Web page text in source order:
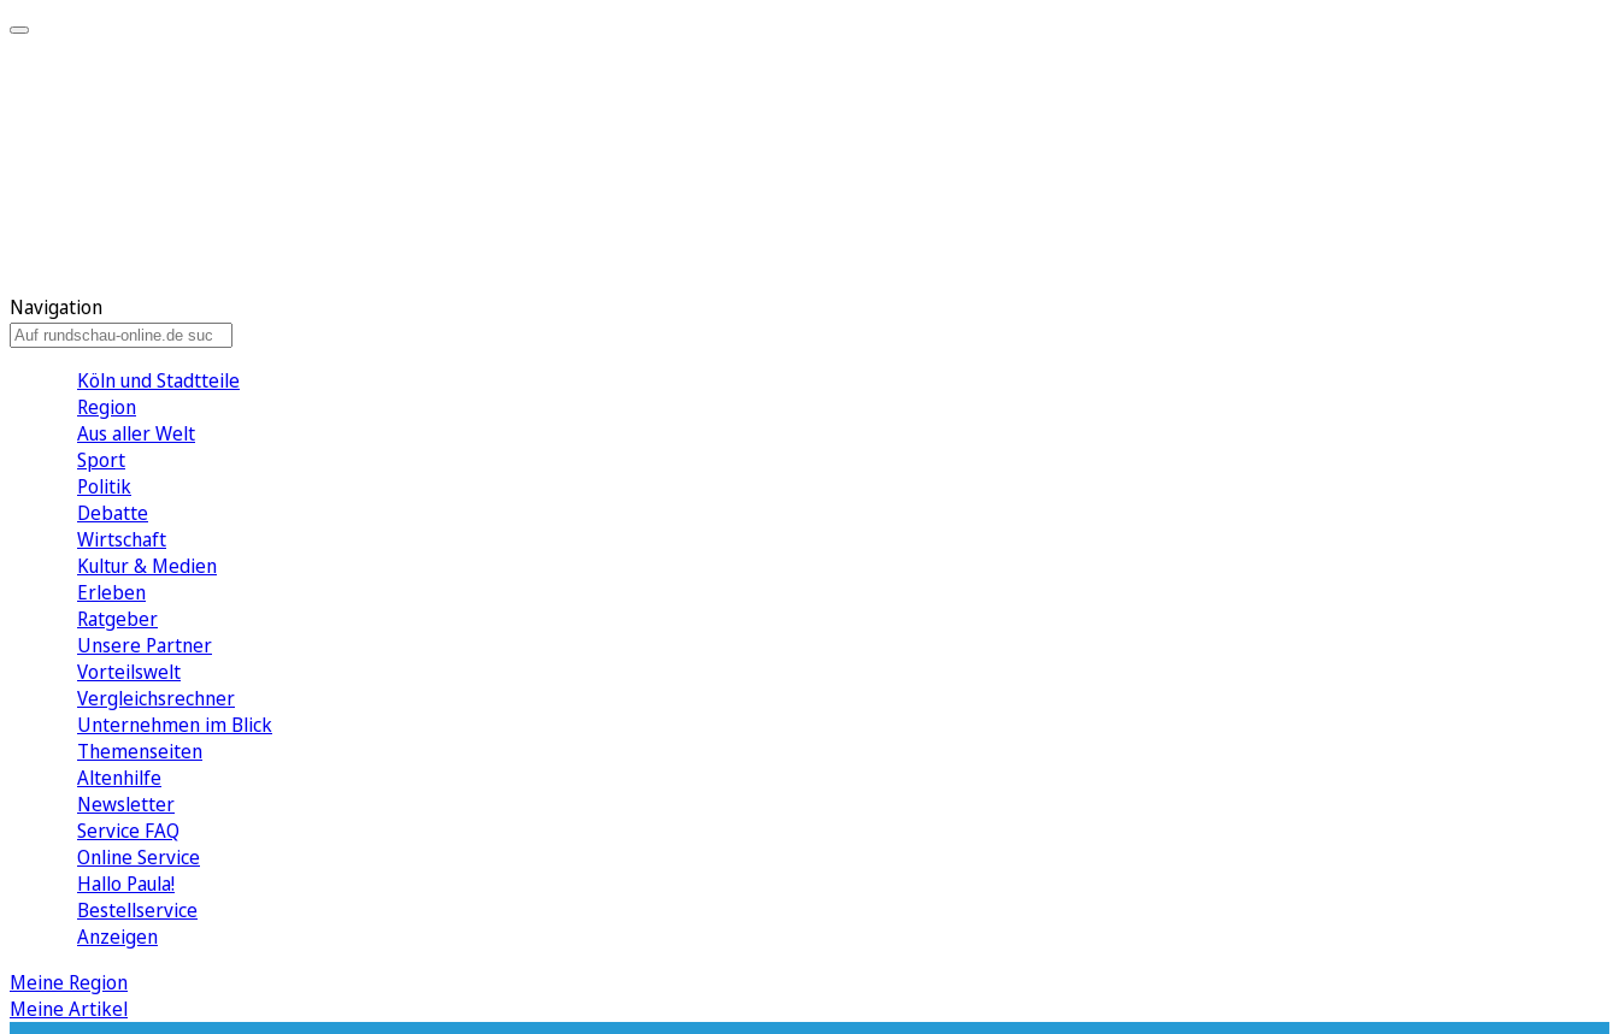
Navigation
Köln und Stadtteile
Region
Aus aller Welt
Sport
Politik
Debatte
Wirtschaft
Kultur & Medien
Erleben
Ratgeber
Unsere Partner
Vorteilswelt
Vergleichsrechner
Unternehmen im Blick
Themenseiten
Altenhilfe
Newsletter
Service FAQ
Online Service
Hallo Paula!
Bestellservice
Anzeigen
Meine Region
Meine Artikel